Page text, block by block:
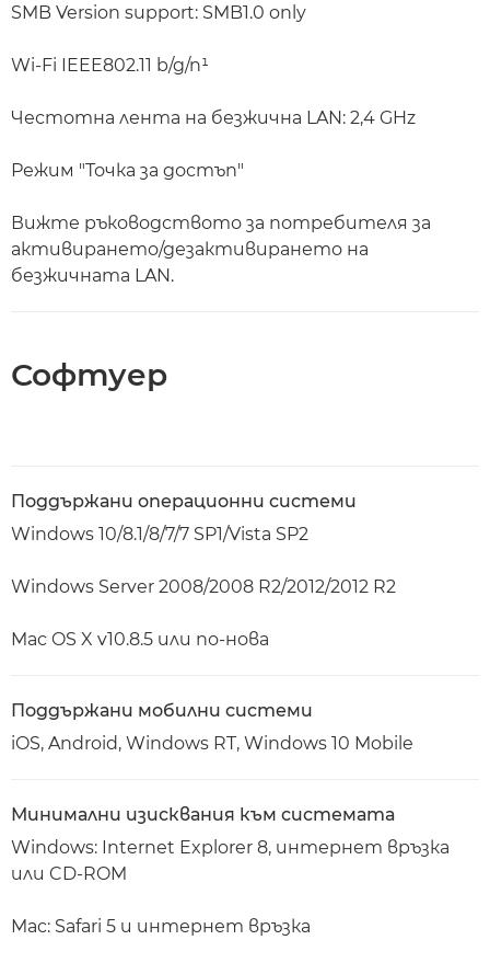
SMB Version support: SMB1.0 only
Wi-Fi IEEE802.11 b/g/n¹
Честотна лента на безжична LAN: 2,4 GHz
Режим "Точка за достъп"
Вижте ръководството за потребителя за
активирането/дезактивирането на
безжичната LAN.
Софтуер
Поддържани операционни системи
Windows 10/8.1/8/7/7 SP1/Vista SP2
Windows Server 2008/2008 R2/2012/2012 R2
Mac OS X v10.8.5 или по-нова
Поддържани мобилни системи
iOS, Android, Windows RT, Windows 10 Mobile
Минимални изисквания към системата
Windows: Internet Explorer 8, интернет връзка
или CD-ROM
Mac: Safari 5 и интернет връзка